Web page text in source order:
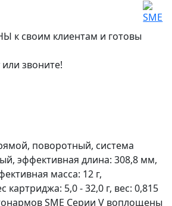
к своим клиентам и готовы
звоните!
поворотный, система
эффективная длина: 308,8 мм,
масса: 12 г,
картриджа: 5,0 - 32,0 г, вес: 0,815
SME Серии V воплощены